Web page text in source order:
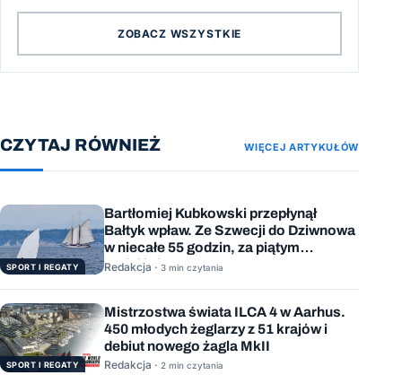
ZOBACZ WSZYSTKIE
CZYTAJ RÓWNIEŻ WIĘCEJ ARTYKUŁÓW
SPORT I REGATY
Bartłomiej Kubkowski przepłynął
Bałtyk wpław. Ze Szwecji do Dziwnowa
w niecałe 55 godzin, za piątym
podejściem
Redakcja · 3 min czytania
SPORT I REGATY
Mistrzostwa świata ILCA 4 w Aarhus.
450 młodych żeglarzy z 51 krajów i
debiut nowego żagla MkII
Redakcja · 2 min czytania